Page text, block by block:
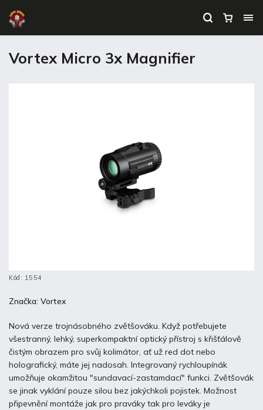
Vortex Micro 3x Magnifier
Kód: 1554
Nová verze trojnásobného zvětšováku. Když potřebujete
všestranný, lehký, superkompaktní optický přístroj s křišťálově
čistým obrazem pro svůj kolimátor, ať už red dot nebo
holografický, máte jej nadosah. Integrovaný rychloupínák
umožňuje okamžitou "sundavací-zastamdací" funkci. Zvětšovák
se jinak vyklání pouze silou bez jakýchkoli pojistek. Možnost
připevnění montáže jak pro praváky tak pro leváky je
Značka: Vortex